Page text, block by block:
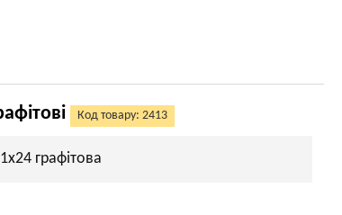
Код товару: 2413
графітова